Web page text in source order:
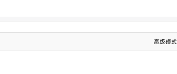
高级模式